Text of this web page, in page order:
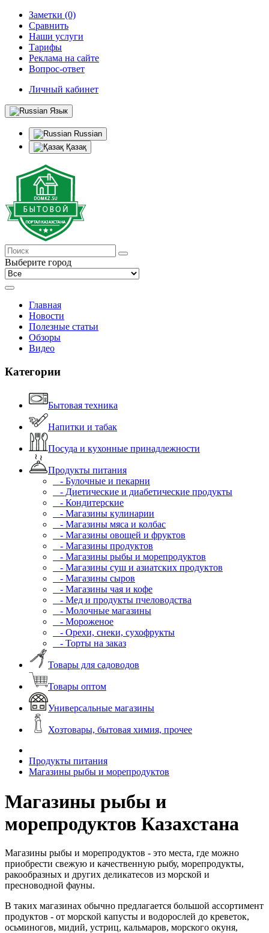
Заметки (0)
Сравнить
Наши услуги
Тарифы
Реклама на сайте
Вопрос-ответ
Личный кабинет
Язык
Russian
Қазақ
Выберите город
Главная
Новости
Полезные статьи
Обзоры
Видео
Категории
Бытовая техника
Напитки и табак
Посуда и кухонные принадлежности
Продукты питания
- Булочные и пекарни
- Диетические и диабетические продукты
- Кондитерские
- Магазины кулинарии
- Магазины мяса и колбас
- Магазины овощей и фруктов
- Магазины продуктов
- Магазины рыбы и морепродуктов
- Магазины суш и азиатских продуктов
- Магазины сыров
- Магазины чая и кофе
- Мед и продукты пчеловодства
- Молочные магазины
- Мороженое
- Орехи, снеки, сухофрукты
- Торты на заказ
Товары для садоводов
Товары оптом
Универсальные магазины
Хозтовары, бытовая химия, прочее
Продукты питания
Магазины рыбы и морепродуктов
Магазины рыбы и
морепродуктов Казахстана
Магазины рыбы и морепродуктов - это места, где можно
приобрести свежую и качественную рыбу, морепродукты,
ракообразных и других деликатесов из морской и
пресноводной фауны.
В таких магазинах обычно предлагается большой ассортимент
продуктов - от морской капусты и водорослей до креветок,
осьминогов, мидий, устриц, кальмаров, морского окуня,